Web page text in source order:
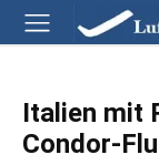
Italien mit
Condor-